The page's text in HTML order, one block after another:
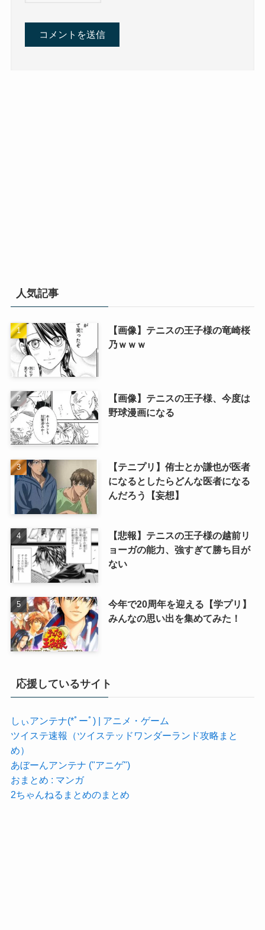
人気記事
【画像】テニスの王子様の竜崎桜
乃ｗｗｗ
【画像】テニスの王子様、今度は
野球漫画になる
【テニプリ】侑士とか謙也が医者
になるとしたらどんな医者になる
んだろう【妄想】
【悲報】テニスの王子様の越前リ
ョーガの能力、強すぎて勝ち目が
ない
今年で20周年を迎える【学プリ】
みんなの思い出を集めてみた！
応援しているサイト
しぃアンテナ(*ﾟーﾟ) | アニメ・ゲーム
ツイステ速報（ツイステッドワンダーランド攻略まと
め）
あぼーんアンテナ ("アニゲ")
おまとめ : マンガ
2ちゃんねるまとめのまとめ